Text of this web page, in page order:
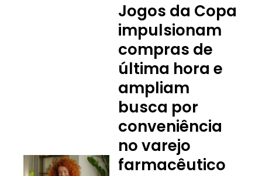
Jogos da Copa
impulsionam
compras de
última hora e
ampliam
busca por
conveniência
no varejo
farmacêutico